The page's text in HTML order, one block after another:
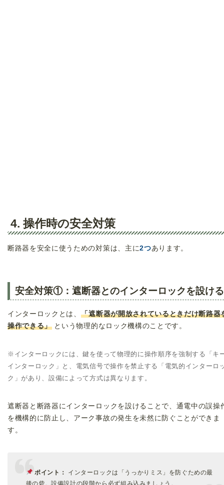
4. 操作時の安全対策
断路器を安全に使うための対策は、主に2つあります。
安全対策①：遮断器とのインターロックを設ける
インターロックとは、 「遮断器が開放されているときだけ断路器
操作できる」という物理的なロック機構のことです。
※インターロックには、鍵を使って物理的に操作順序を強制する「キ
インターロック」と、電気信号で操作を禁止する「電気的インターロ
ク」があり、設備によって方式は異なります。
遮断器と断路器にインターロックを設けることで、通電中の誤操
を機構的に防止し、アーク事故の発生を未然に防ぐことができま
す。
ポイント：
インターロックは「うっかりミス」を防ぐための最
後の砦。設備設計の段階から必ず組み込みましょう。